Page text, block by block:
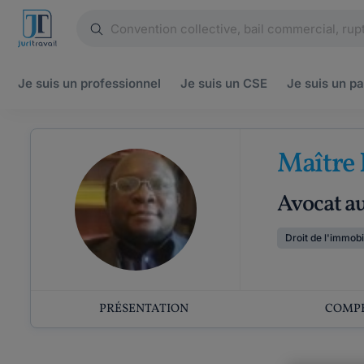
Je suis un professionnel Je suis un CSE Je suis un
Maître
Avocat
Droit de
PRÉSENTATION